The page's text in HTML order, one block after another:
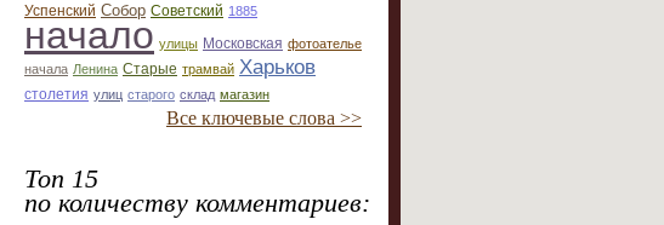
Успенский Собор Советский 1885
начало улицы Московская фотоателье
начала Ленина Старые трамвай Харьков
столетия улиц старого склад магазин
Все ключевые слова >>
Топ 15
по количеству комментариев: